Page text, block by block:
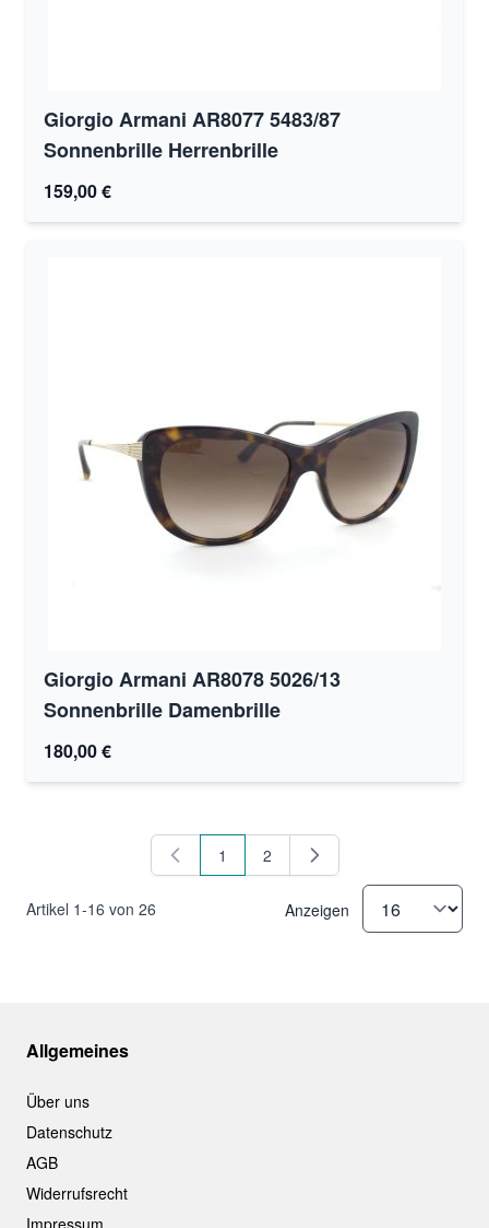
Giorgio Armani AR8077 5483/87
Sonnenbrille Herrenbrille
159,00 €
Giorgio Armani AR8078 5026/13
Sonnenbrille Damenbrille
180,00 €
Artikel 1-16 von 26
Sie lesen gerade Seite
1 Seite
2
Anzeigen
Allgemeines
Über uns
Datenschutz
AGB
Widerrufsrecht
Impressum